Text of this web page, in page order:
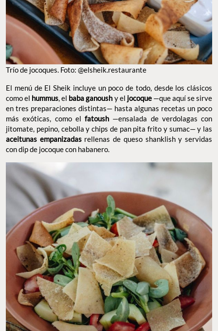
Trío de jocoques. Foto: @elsheik.restaurante
El menú de El Sheik incluye un poco de todo, desde los clásicos
como el hummus, el baba ganoush y el jocoque—que aquí se sirve
en tres preparaciones distintas— hasta algunas recetas un poco
más exóticas, como el fatoush —ensalada de verdolagas con
jitomate, pepino, cebolla y chips de pan pita frito y sumac— y las
aceitunas empanizadasrellenas de queso shanklish y servidas
con dip de jocoque con habanero.